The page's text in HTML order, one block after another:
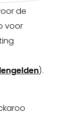
de
voor
).